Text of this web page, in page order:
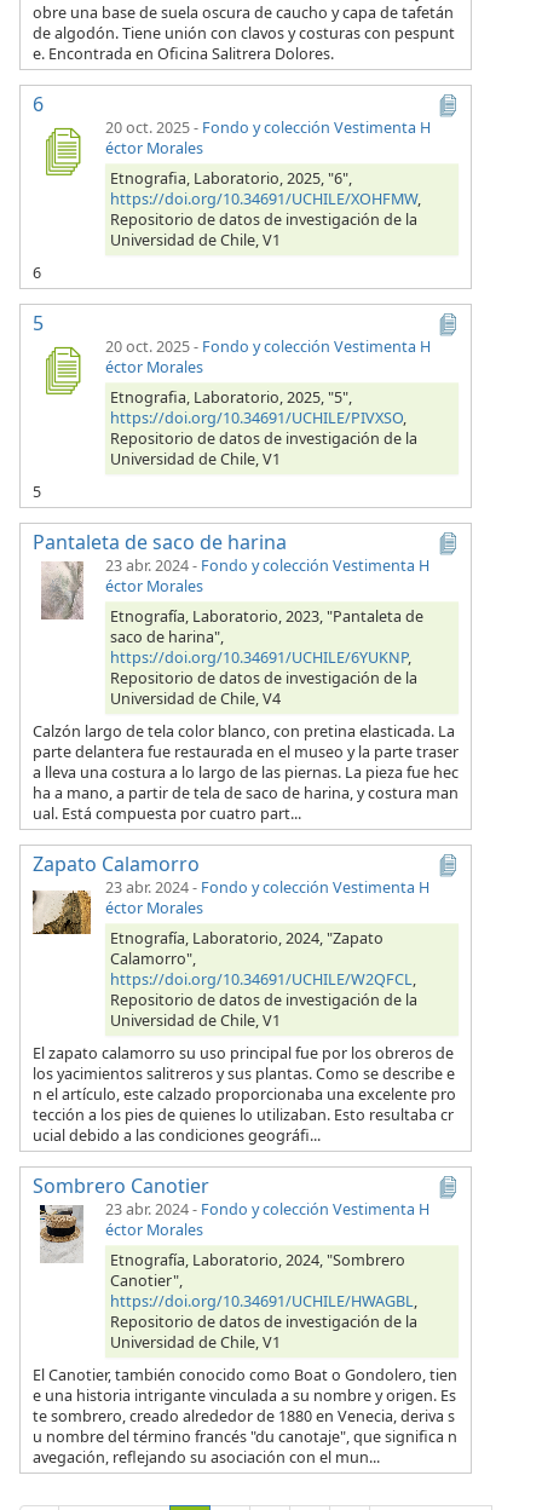
obre una base de suela oscura de caucho y capa de tafetán
de algodón. Tiene unión con clavos y costuras con pespunt
e. Encontrada en Oficina Salitrera Dolores.
6
20 oct. 2025- Fondo y colección Vestimenta H
éctor Morales
Etnografia, Laboratorio, 2025, "6",
https://doi.org/10.34691/UCHILE/XOHFMW,
Repositorio de datos de investigación de la
Universidad de Chile, V1
6
5
20 oct. 2025- Fondo y colección Vestimenta H
éctor Morales
Etnografia, Laboratorio, 2025, "5",
https://doi.org/10.34691/UCHILE/PIVXSO,
Repositorio de datos de investigación de la
Universidad de Chile, V1
5
Pantaleta de saco de harina
23 abr. 2024- Fondo y colección Vestimenta H
éctor Morales
Etnografía, Laboratorio, 2023, "Pantaleta de
saco de harina",
https://doi.org/10.34691/UCHILE/6YUKNP,
Repositorio de datos de investigación de la
Universidad de Chile, V4
Calzón largo de tela color blanco, con pretina elasticada. La
parte delantera fue restaurada en el museo y la parte traser
a lleva una costura a lo largo de las piernas. La pieza fue hec
ha a mano, a partir de tela de saco de harina, y costura man
ual. Está compuesta por cuatro part...
Zapato Calamorro
23 abr. 2024- Fondo y colección Vestimenta H
éctor Morales
Etnografía, Laboratorio, 2024, "Zapato
Calamorro",
https://doi.org/10.34691/UCHILE/W2QFCL,
Repositorio de datos de investigación de la
Universidad de Chile, V1
El zapato calamorro su uso principal fue por los obreros de
los yacimientos salitreros y sus plantas. Como se describe e
n el artículo, este calzado proporcionaba una excelente pro
tección a los pies de quienes lo utilizaban. Esto resultaba cr
ucial debido a las condiciones geográfi...
Sombrero Canotier
23 abr. 2024- Fondo y colección Vestimenta H
éctor Morales
Etnografía, Laboratorio, 2024, "Sombrero
Canotier",
https://doi.org/10.34691/UCHILE/HWAGBL,
Repositorio de datos de investigación de la
Universidad de Chile, V1
El Canotier, también conocido como Boat o Gondolero, tien
e una historia intrigante vinculada a su nombre y origen. Es
te sombrero, creado alrededor de 1880 en Venecia, deriva s
u nombre del término francés "du canotaje", que significa n
avegación, reflejando su asociación con el mun...